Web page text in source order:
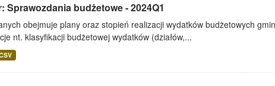
Sprawozdania budżetowe - 2024Q1
obejmuje plany oraz stopień realizacji wydatków budżetowych
nt. klasyfikacji budżetowej wydatków (działów,...